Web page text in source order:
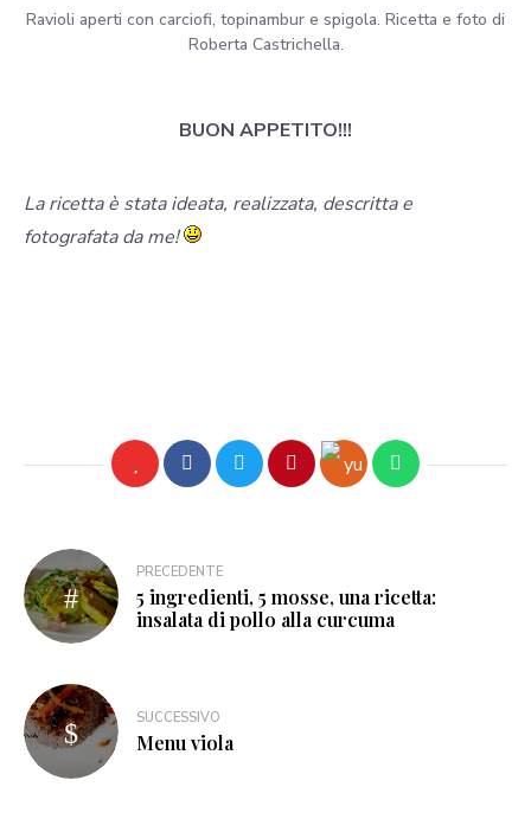
Ravioli aperti con carciofi, topinambur e spigola. Ricetta e foto di
Roberta Castrichella.
BUON APPETITO!!!
La ricetta è stata ideata, realizzata, descritta e
fotografata da me!
PRECEDENTE
5 ingredienti, 5 mosse, una ricetta:
insalata di pollo alla curcuma
SUCCESSIVO
Menu viola